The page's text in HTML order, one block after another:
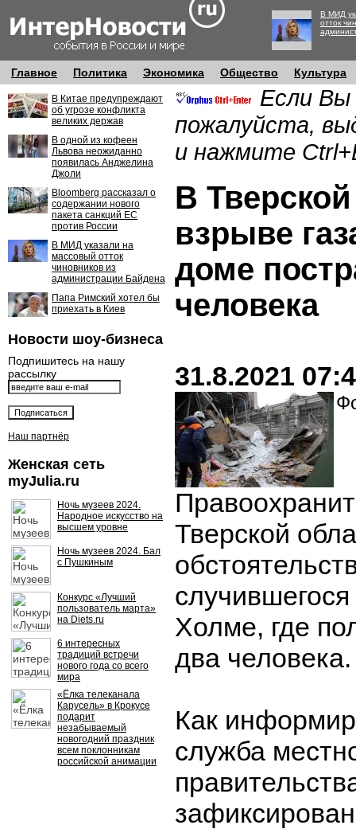
В МИД
отток
Главное Политика Экономика Общество Культура
В Китае предупреждают
об угрозе конфликта
великих держав
В одной из кофеен
Львова неожиданно
появилась Анджелина
Джоли
Bloomberg рассказал о
содержании нового
пакета санкций ЕС
против России
В МИД указали на
массовый отток
чиновников из
администрации Байдена
Папа Римский хотел бы
приехать в Киев
Новости шоу-бизнеса
Подпишитесь на нашу
рассылку
Наш партнёр
Женская сеть
myJulia.ru
Ночь музеев 2024.
Народное искусство на
высшем уровне
Ночь музеев 2024. Бал
с Пушкиным
Конкурс «Лучший
пользователь марта»
на Diets.ru
6 интересных
традиций встречи
нового года со всего
мира
«Ёлка телеканала
Карусель» в Крокусе
подарит
незабываемый
новогодний праздник
всем поклонникам
российской анимации
Если Вы
пожалуйста,
и нажмите
В
взрыве
доме
человека
31.8.2021
Тверской
Холме, где
два человека.
Как
служба